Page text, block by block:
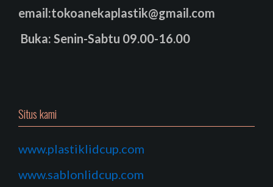
email:tokoanekaplastik@gmail.com
Buka: Senin-Sabtu 09.00-16.00
Situs kami
www.plastiklidcup.com
www.sablonlidcup.com